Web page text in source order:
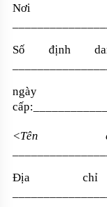
Nơi
Số định
ngày
<Tên
Địa